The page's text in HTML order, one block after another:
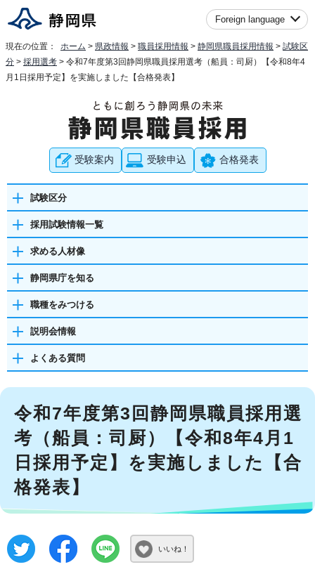
Foreign language
現在の位置： ホーム > 県政情報 > 職員採用情報 > 静岡県職員採用情報 > 試験区
分 > 採用選考 > 令和7年度第3回静岡県職員採用選考（船員：司厨）【令和8年4
月1日採用予定】を実施しました【合格発表】
受験案内 受験申込 合格発表
試験区分
採用試験情報一覧
求める人材像
静岡県庁を知る
職種をみつける
説明会情報
よくある質問
令和7年度第3回静岡県職員採用選
考（船員：司厨）【令和8年4月1
日採用予定】を実施しました【合
格発表】
いいね！